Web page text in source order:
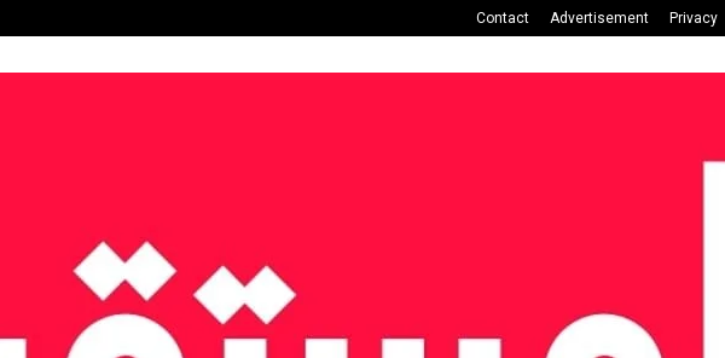
Privacy
Advertisement
Contact